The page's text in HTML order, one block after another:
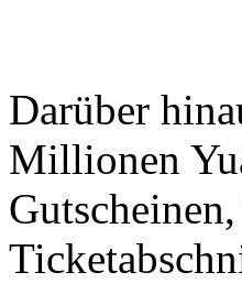
Darüber
Millionen